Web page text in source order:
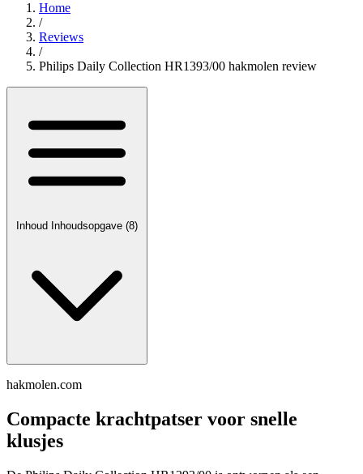
Home
/
Reviews
/
Philips Daily Collection HR1393/00 hakmolen review
Inhoud Inhoudsopgave (8)
hakmolen.com
Compacte krachtpatser voor snelle
klusjes